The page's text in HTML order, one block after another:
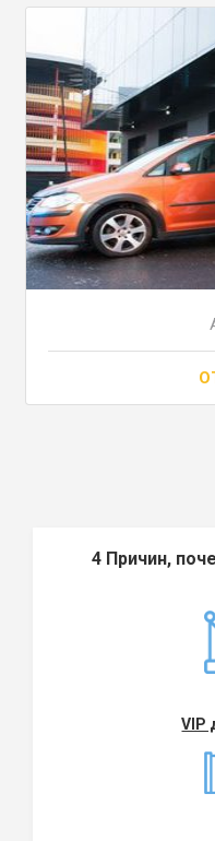
4 Причин,
VIP